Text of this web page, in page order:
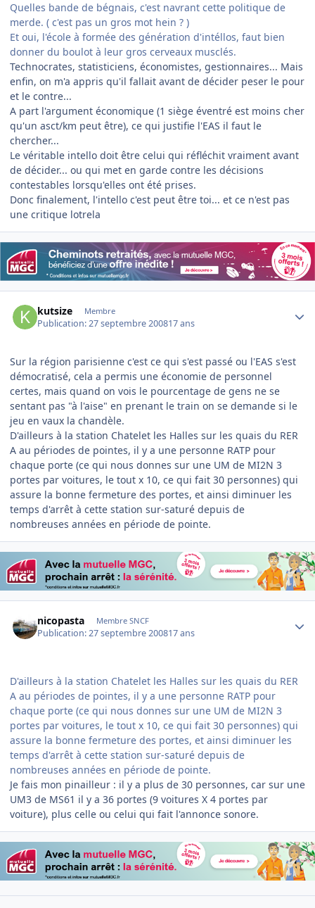
Quelles bande de bégnais, c'est navrant cette politique de
merde. ( c'est pas un gros mot hein ? )
Et oui, l'école à formée des génération d'intéllos, faut bien
donner du boulot à leur gros cerveaux musclés.
Technocrates, statisticiens, économistes, gestionnaires... Mais
enfin, on m'a appris qu'il fallait avant de décider peser le pour
et le contre...
A part l'argument économique (1 siège éventré est moins cher
qu'un asct/km peut être), ce qui justifie l'EAS il faut le
chercher...
Le véritable intello doit être celui qui réfléchit vraiment avant
de décider... ou qui met en garde contre les décisions
contestables lorsqu'elles ont été prises.
Donc finalement, l'intello c'est peut être toi... et ce n'est pas
une critique lotrela
kutsize Membre
Publication:27 septembre 200817 ans
Sur la région parisienne c'est ce qui s'est passé ou l'EAS s'est
démocratisé, cela a permis une économie de personnel
certes, mais quand on vois le pourcentage de gens ne se
sentant pas "à l'aise" en prenant le train on se demande si le
jeu en vaux la chandèle.
D'ailleurs à la station Chatelet les Halles sur les quais du RER
A au périodes de pointes, il y a une personne RATP pour
chaque porte (ce qui nous donnes sur une UM de MI2N 3
portes par voitures, le tout x 10, ce qui fait 30 personnes) qui
assure la bonne fermeture des portes, et ainsi diminuer les
temps d'arrêt à cette station sur-saturé depuis de
nombreuses années en période de pointe.
nicopasta Membre SNCF
Publication:27 septembre 200817 ans
D'ailleurs à la station Chatelet les Halles sur les quais du RER
A au périodes de pointes, il y a une personne RATP pour
chaque porte (ce qui nous donnes sur une UM de MI2N 3
portes par voitures, le tout x 10, ce qui fait 30 personnes) qui
assure la bonne fermeture des portes, et ainsi diminuer les
temps d'arrêt à cette station sur-saturé depuis de
nombreuses années en période de pointe.
Je fais mon pinailleur : il y a plus de 30 personnes, car sur une
UM3 de MS61 il y a 36 portes (9 voitures X 4 portes par
voiture), plus celle ou celui qui fait l'annonce sonore.